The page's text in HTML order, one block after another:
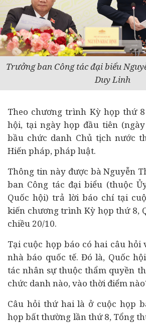
Trưởng ban Công tác đại biểu
Duy Linh
Theo chương trình Kỳ họp thứ
hội, tại ngày họp đầu tiên
bầu chức danh Chủ tịch nước
Hiến pháp, pháp luật.
Thông tin này được bà Nguyễn
ban Công tác đại biểu (thuộc
Quốc hội) trả lời báo chí tại
kiến chương trình Kỳ họp thứ 8,
chiều 20/10.
Tại cuộc họp báo có hai câu hỏi
nhà báo quốc tế. Đó là, Quốc
tác nhân sự thuộc thẩm quyền
chức danh nào, vào thời điểm
Câu hỏi thứ hai là ở cuộc họp
họp bất thường lần thứ 8, Tổng